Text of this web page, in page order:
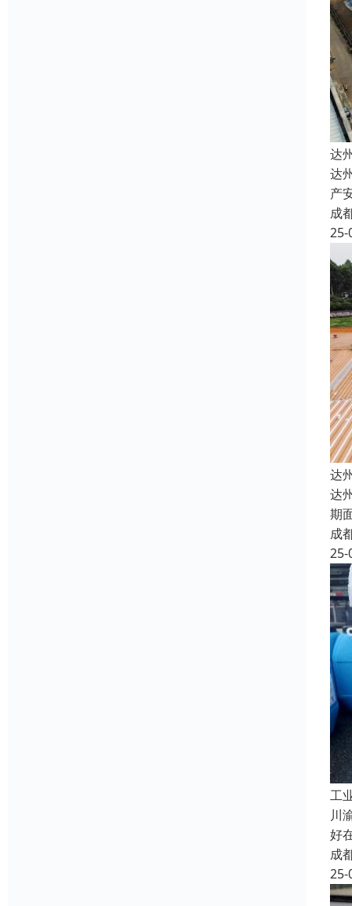
达
达
产
成
25-
达
达
期
成
25-
工
川
好
成
25-